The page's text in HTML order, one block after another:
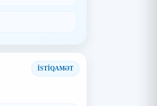
İSTİQAMƏT